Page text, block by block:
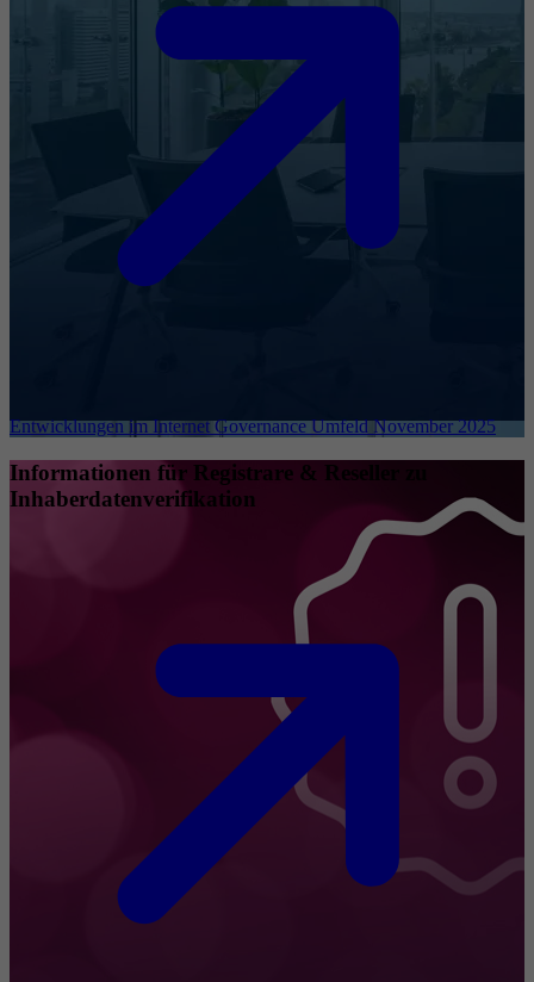
Entwicklungen im Internet Governance Umfeld November 2025
Informationen für Registrare & Reseller zu
Inhaberdatenverifikation